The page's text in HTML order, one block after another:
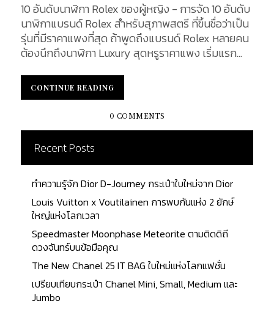
10 อันดับนาฬิกา Rolex ของผู้หญิง - การจัด 10 อันดับ
นาฬิกาแบรนด์ Rolex สำหรับสุภาพสตรี ที่ขึ้นชื่อว่าเป็น
รุ่นที่มีราคาแพงที่สุด ถ้าพูดถึงแบรนด์ Rolex หลายคน
ต้องนึกถึงนาฬิกา Luxury สุดหรูราคาแพง เริ่มแรก
โดย ฮันส์ วิลส์ดอร์ฟ (Hans Wildorf) และ อัลเฟรด เด
วิส (Alfred Davis) ณ กรุงลอนดอน ประเทศอังกฤษ
เมื่อปี ค.ศ. 1905 จนกระทั่งบริษัทเปลี่ยนชื่อเป็น Rolex
ที่เราคุ้นหูในปัจจุบัน และได้ย้ายฐานที่ตั้งมาอยู่ที่ประเทศ
สวิสเซอร์แลนด์ เมื่อปี ค.ศ. 1919 ความหรูหราที่บรรจง
สรรค์สร้างขึ้น นอกจากในเรื่องของการคัดสรรวัสดุใน
การผลิตอย่างดีแล้ว ยังอบอวลไปด้วยดีไซน์การ
ออกแบบอันเป็นเอกลักษณ์และคงความคลาสสิกไว้ ไม่
ว่าเวลาจะผ่านไปนานแค่ไหน สำหรับบทความนี้ เราจะนำ
ท่านไปรู้จักกับนาฬิกา 10 อันดับนาฬิกาของผู้หญิง จาก
แบรนด์ Rolex ที่ขึ้นชื่อว่ามีราคาแพงที่สุด จะมีรุ่นใดบ้าง
นั้น ติดตามไปพร้อมกัน อันดับที่ 10 Rolex Ladies
Masterpiece White Gold Watch The Rolex Ladies
Masterpiece White Gold เรือนนี้ เป็นนาฬิการุ่น
Datejust ตัวเรือนมีขนาดเส้นผ่านศูนย์กลาง 29
มิลลิเมตร ขอบนาฬิกาประดับด้วยเพชรจำนวน 116 เม็ด
CONTINUE READING
CONTINUE READING
0 COMMENTS
Recent Posts
ทำความรู้จัก Dior D-Journey กระเป๋าใบใหม่จาก Dior
Louis Vuitton x Voutilainen การพบกันแห่ง 2 ยักษ์
ใหญ่แห่งโลกเวลา
Speedmaster Moonphase Meteorite ตามติดดิถี
ดวงจันทร์บนข้อมือคุณ
The New Chanel 25 IT BAG ใบใหม่แห่งโลกแฟชั่น
เปรียบเทียบกระเป๋า Chanel Mini, Small, Medium และ
Jumbo